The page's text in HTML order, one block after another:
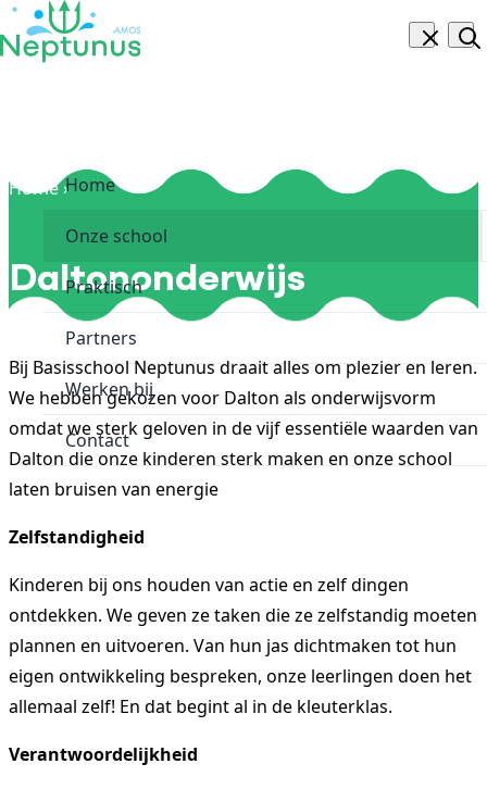
Skip to content
Home
Onze school
Praktisch
Partners
Werken bij
Contact
Daltononderwijs
Home›
Daltononderwijs
Bij Basisschool Neptunus draait alles om plezier en leren.
We hebben gekozen voor Dalton als onderwijsvorm
omdat we sterk geloven in de vijf essentiële waarden van
Dalton die onze kinderen sterk maken en onze school
laten bruisen van energie
Zelfstandigheid
Kinderen bij ons houden van actie en zelf dingen
ontdekken. We geven ze taken die ze zelfstandig moeten
plannen en uitvoeren. Van hun jas dichtmaken tot hun
eigen ontwikkeling bespreken, onze leerlingen doen het
allemaal zelf! En dat begint al in de kleuterklas.
Verantwoordelijkheid